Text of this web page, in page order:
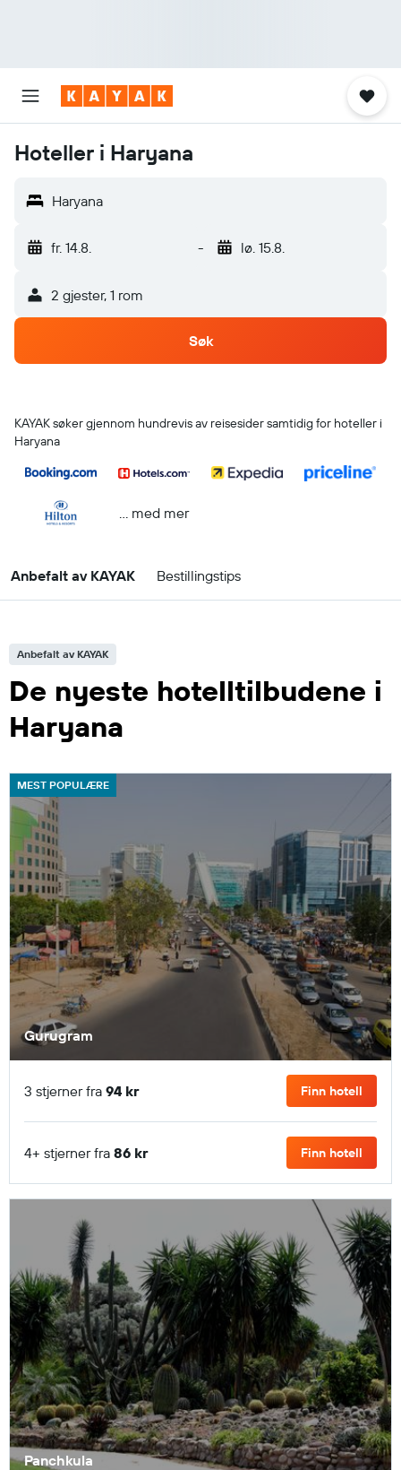
Hoteller i Haryana
Haryana
fr. 14.8. - lø. 15.8.
2 gjester, 1 rom
Søk
KAYAK søker gjennom hundrevis av reisesider samtidig for hoteller i
Haryana
… med mer
Anbefalt av KAYAK Bestillingstips
Anbefalt av KAYAK
De nyeste hotelltilbudene i
Haryana
MEST POPULÆRE
Gurugram
3 stjerner fra 94 kr Finn hotell
4+ stjerner fra 86 kr Finn hotell
Panchkula